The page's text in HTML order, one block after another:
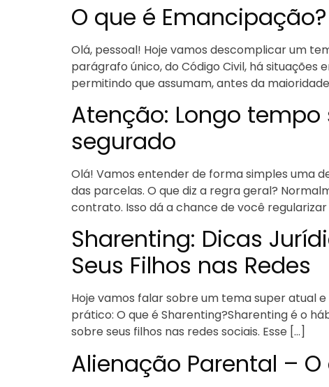
O que é Emancipação?
Olá, pessoal! Hoje vamos descomplicar um
parágrafo único, do Código Civil, há situações
permitindo que assumam, antes da
Atenção: Longo
segurado
Olá! Vamos entender de forma simples uma
das parcelas. O que diz a regra geral?
contrato. Isso dá a chance de você
Sharenting: Dicas
Seus Filhos nas Redes
Hoje vamos falar sobre um tema super atual
prático: O que é Sharenting?Sharenting é o
sobre seus filhos nas redes sociais. Esse […]
Alienação Parental – O